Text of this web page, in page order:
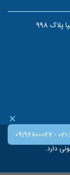
998
اینترنتی
دارد.
×
09196800067-